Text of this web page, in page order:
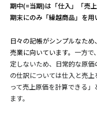
期中(=当期)は「仕入」「売
期末にのみ「繰越商品」を用
日々の記帳がシンプルなた
売業に向いています。 一方で
定しないため、日常的な原
の仕訳については仕入と売
って売上原価を計算できる
ます。